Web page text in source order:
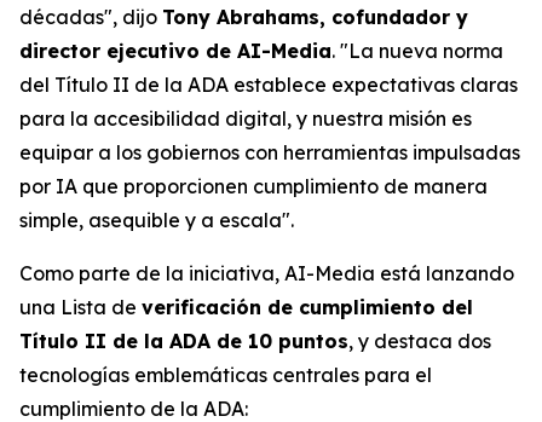
décadas", dijo Tony Abrahams, cofundador y
director ejecutivo de AI-Media. "La nueva norma
del Título II de la ADA establece expectativas claras
para la accesibilidad digital, y nuestra misión es
equipar a los gobiernos con herramientas impulsadas
por IA que proporcionen cumplimiento de manera
simple, asequible y a escala".
Como parte de la iniciativa, AI-Media está lanzando
una Lista de verificación de cumplimiento del
Título II de la ADA de 10 puntos, y destaca dos
tecnologías emblemáticas centrales para el
cumplimiento de la ADA: